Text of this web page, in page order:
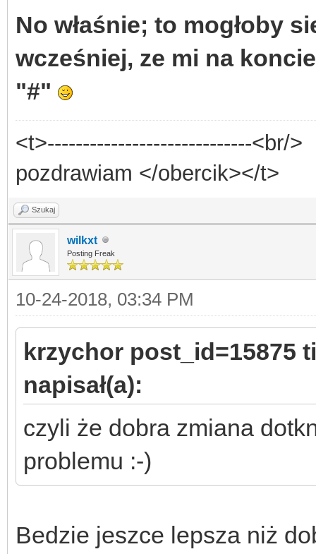
No właśnie; to mogłoby
wcześniej, ze mi na
"#"
<t>-----------------------------<br/>
pozdrawiam </obercik></t>
Szukaj
wilkxt
Posting Freak
10-24-2018, 03:34 PM
krzychor post_id=15875
napisał(a):
czyli że dobra zmiana
problemu :-)
Bedzie jeszce lepsza niż